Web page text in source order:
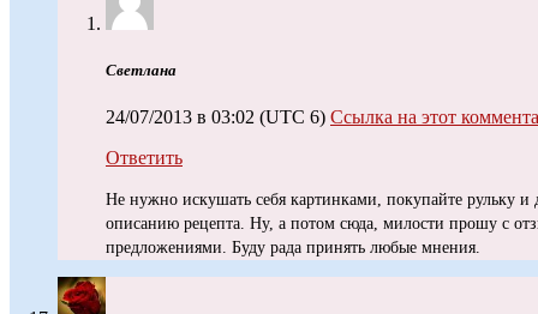
Светлана
24/07/2013 в 03:02 (UTC 6) Ссылка на этот
Ответить
Не нужно искушать себя картинками, покупайте рульку и
описанию рецепта. Ну, а потом сюда, милости прошу с
предложениями. Буду рада принять любые мнения.